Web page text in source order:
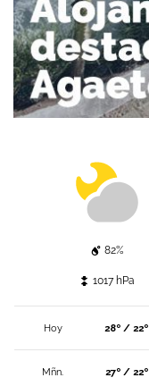
82%
1017 hPa
Hoy 28º / 22º
Mñn. 27º / 22º